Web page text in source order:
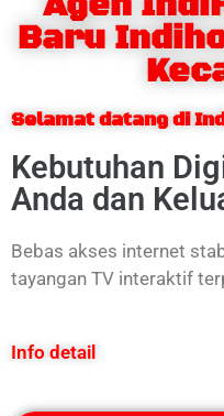
Baru
Selamat datang di
Kebutuhan
Anda dan
Bebas akses internet
tayangan TV interaktif
Info detail